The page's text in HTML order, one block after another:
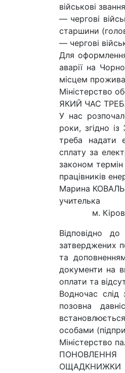
військові
— чергові
старшини
— чергові
Для
аварії на
місцем
Міністерство
ЯКИЙ ЧАС
У нас
роки, згідно
треба надати
сплату за
законом термін
працівників
Марина
учителька
м.
Відповідно
затверджених
та
документи на
оплати та
Водночас слід
позовна
особами
Міністерство
ПОНОВЛЕННЯ
ОЩАДКНИЖКИ